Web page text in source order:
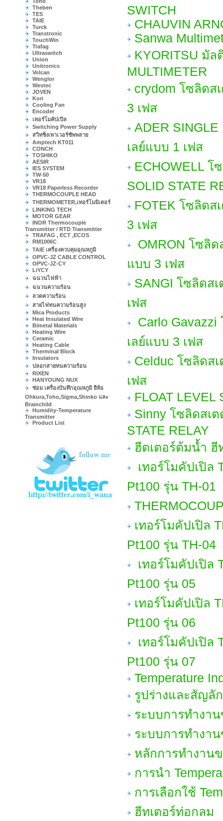
Theben
TES
TAIE
Turck
Transtronic
TouchWin
Trafag
Ultraswitch
Union
Unitronics
Volcan
Wenglor
Westec
JOVEN
Kori
Cooling Fan
Encoder
เทอร์โมคัปเปิล
Switching Power Supply
สวิทชิ่งเพาเวอร์ซัพพลาย
Amptech KT011
CONCH
TOSHIKO
AESIR
IES SYSTEM
TW-50
VR18
VR18 Paperless Recorder
THERMOCOUPLE HEAD
THERMOMETER,เทอร์โมมิเตอร์
LINKING TECH
MOTOR GEAR
INOR Thermocouple
Transmitter / RTD Transmitter
TRAFAG , ECT ,ECOS
RM1006C
TAIE เครื่องควบคุมอุณหภูมิ
OPVC-JZ CABLE CONTROL
OPVC-JZ-CY
LiYCY
ฉนวนไฟฟ้า
ฉนวนความร้อน
ลวดความร้อน
สายไฟทนความร้อนสูง
Mica Products
Heat Insulated Wire
Bimetal Materials
Heating Wire
Ceramic
Heating Cable
Therminal Block
Insulators
ปลอกสายทนความร้อน
RIXEN
HANYOUNG NUX
ซ่อม เครื่องบันทึกอุณหภูมิ ยีห้อ
Ohkura,Toho,Sigma,Shinko และ
Brainchild
Humidity-Temperature
Transmitter
Product List
SWITCH
CHAUVIN
Sanwa
KYORITSU มั
MULTIMETER
crydom โซลิดส
3 เฟส
ADER SINGLE
เลย์แบบ 1 เฟส
ECHOWELL โ
SOLID STATE
FOTEK โซลิดส
3 เฟส
OMRON โซลิด
แบบ 3 เฟส
SANGI โซลิดส
เฟส
Carlo Gavazzi
เลย์แบบ 3 เฟส
Celduc โซลิดส
เฟส
FLOAT LEVEL
Sinny โซลิดสเ
STATE RELAY
ฮีตเตอร์ต้มน้ำ ฮี
เทอร์โมคัปเปิล
Pt100 รุ่น TH-01
เทอร์โมคัปเปิล
Pt100 รุ่น TH-04
เทอร์โมคัปเปิล
Pt100 รุ่น 05
เทอร์โมคัปเปิล
Pt100 รุ่น 06
เทอร์โมคัปเปิล
Pt100 รุ่น 07
Temperature
รูปร่างและสัญ
ระบบการทำงา
ระบบการทำงา
หลักการทำงาน
การนำ
การเลือกใช้
ฮีทเตอร์ท่อกลม